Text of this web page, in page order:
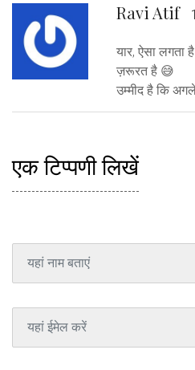
Ravi Atif
यार, ऐसा लगता
ज़रूरत है 😅
उम्मीद है कि
एक टिप्पणी लिखें